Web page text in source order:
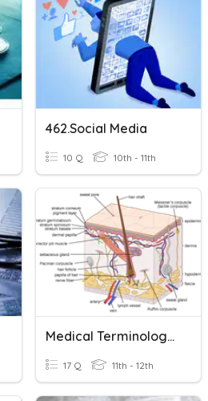
462.Social Media
10 Q 10th - 11th
Medical Terminology Integumentary System
17 Q 11th - 12th